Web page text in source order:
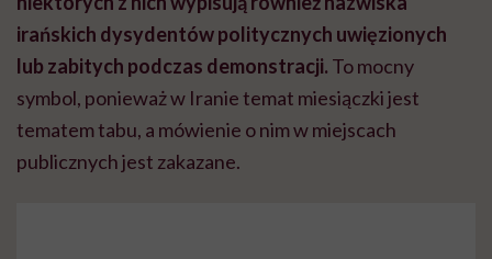
irańskich dysydentów politycznych uwięzionych
lub zabitych podczas demonstracji. To mocny
symbol, ponieważ w Iranie temat miesiączki jest
tematem tabu, a mówienie o nim w miejscach
publicznych jest zakazane.